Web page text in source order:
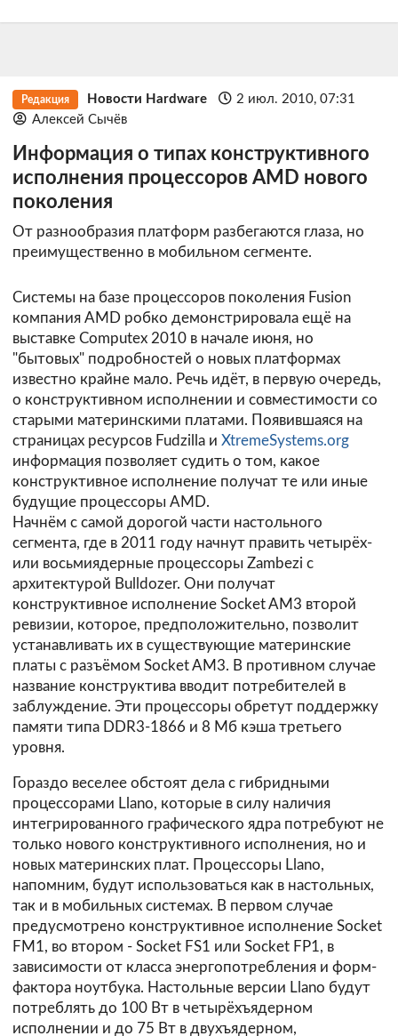
Редакция Новости Hardware
2 июл. 2010, 07:31
Алексей Сычёв
Информация о типах конструктивного
исполнения процессоров AMD нового
поколения
От разнообразия платформ разбегаются глаза, но
преимущественно в мобильном сегменте.
Системы на базе процессоров поколения Fusion
компания AMD робко демонстрировала ещё на
выставке Computex 2010 в начале июня, но
"бытовых" подробностей о новых платформах
известно крайне мало. Речь идёт, в первую очередь,
о конструктивном исполнении и совместимости со
старыми материнскими платами. Появившаяся на
страницах ресурсов Fudzilla и XtremeSystems.org
информация позволяет судить о том, какое
конструктивное исполнение получат те или иные
будущие процессоры AMD.
Начнём с самой дорогой части настольного
сегмента, где в 2011 году начнут править четырёх-
или восьмиядерные процессоры Zambezi с
архитектурой Bulldozer. Они получат
конструктивное исполнение Socket AM3 второй
ревизии, которое, предположительно, позволит
устанавливать их в существующие материнские
платы с разъёмом Socket AM3. В противном случае
название конструктива вводит потребителей в
заблуждение. Эти процессоры обретут поддержку
памяти типа DDR3-1866 и 8 Мб кэша третьего
уровня.
Гораздо веселее обстоят дела с гибридными
процессорами Llano, которые в силу наличия
интегрированного графического ядра потребуют не
только нового конструктивного исполнения, но и
новых материнских плат. Процессоры Llano,
напомним, будут использоваться как в настольных,
так и в мобильных системах. В первом случае
предусмотрено конструктивное исполнение Socket
FM1, во втором - Socket FS1 или Socket FP1, в
зависимости от класса энергопотребления и форм-
фактора ноутбука. Настольные версии Llano будут
потреблять до 100 Вт в четырёхъядерном
исполнении и до 75 Вт в двухъядерном,